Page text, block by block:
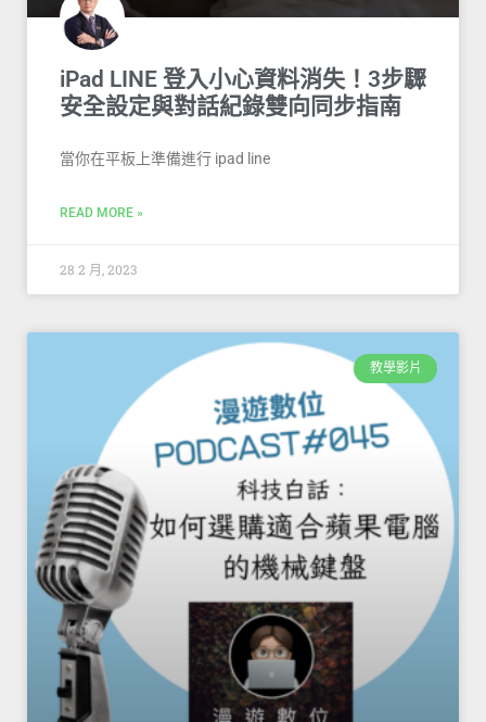
iPad LINE 登入小心資料消失！3步驟
安全設定與對話紀錄雙向同步指南
當你在平板上準備進行 ipad line
READ MORE »
28 2 月, 2023
教學影片